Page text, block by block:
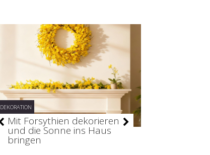
DEKORATION
Mit Forsythien dekorieren
und die Sonne ins Haus
bringen